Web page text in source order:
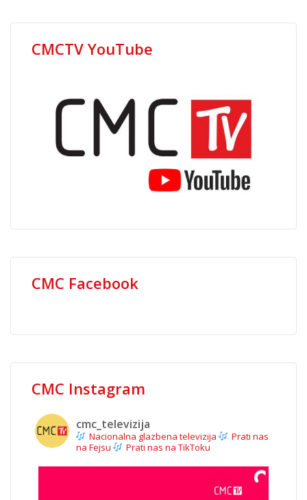
CMCTV YouTube
CMC Facebook
CMC Instagram
cmc_televizija
Nacionalna glazbena televizija
Prati nas
na Fejsu
Prati nas na TikToku